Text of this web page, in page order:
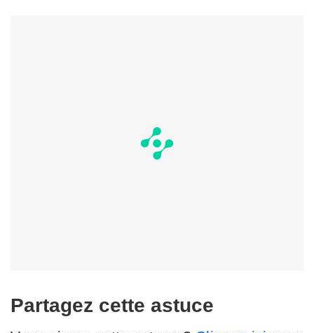
Partagez cette astuce